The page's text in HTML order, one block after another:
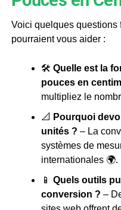
Voici quelques questions
pourraient vous aider :
🛠️ Quelle est la
pouces en
multipliez le
📐 Pourquoi
unités ? – La
systèmes de
internationales 🌍.
📱 Quels outils
conversion ? –